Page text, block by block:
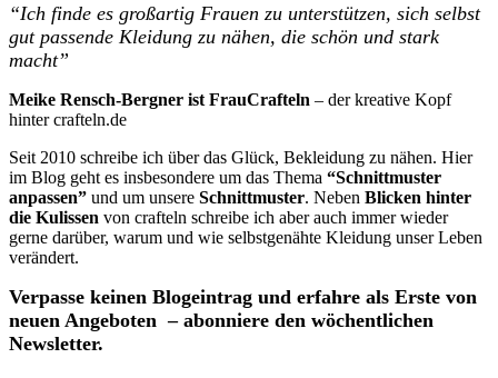
“Ich finde es großartig Frauen zu unterstützen, sich selbst
gut passende Kleidung zu nähen, die schön und stark
macht”
Meike Rensch-Bergner ist FrauCrafteln – der kreative Kopf
hinter crafteln.de
Seit 2010 schreibe ich über das Glück, Bekleidung zu nähen. Hier
im Blog geht es insbesondere um das Thema “Schnittmuster
anpassen” und um unsere Schnittmuster. Neben Blicken hinter
die Kulissen von crafteln schreibe ich aber auch immer wieder
gerne darüber, warum und wie selbstgenähte Kleidung unser Leben
verändert.
Verpasse keinen Blogeintrag und erfahre als Erste von
neuen Angeboten – abonniere den wöchentlichen
Newsletter.